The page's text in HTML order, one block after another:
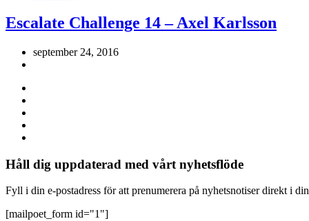
Escalate Challenge 14 – Axel Karlsson
september 24, 2016
Håll dig uppdaterad med vårt nyhetsflöde
Fyll i din e-postadress för att prenumerera på nyhetsnotiser direkt i
[mailpoet_form id="1"]